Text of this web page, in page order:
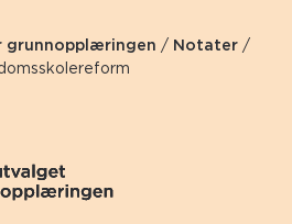
grunnopplæringen / Notater /